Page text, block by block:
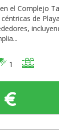
el Complejo
de
1
€